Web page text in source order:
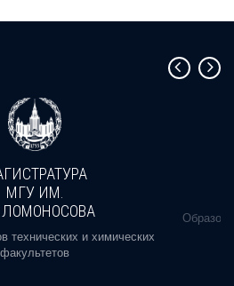
МГУ ИМ.
технических и химических
факультетов